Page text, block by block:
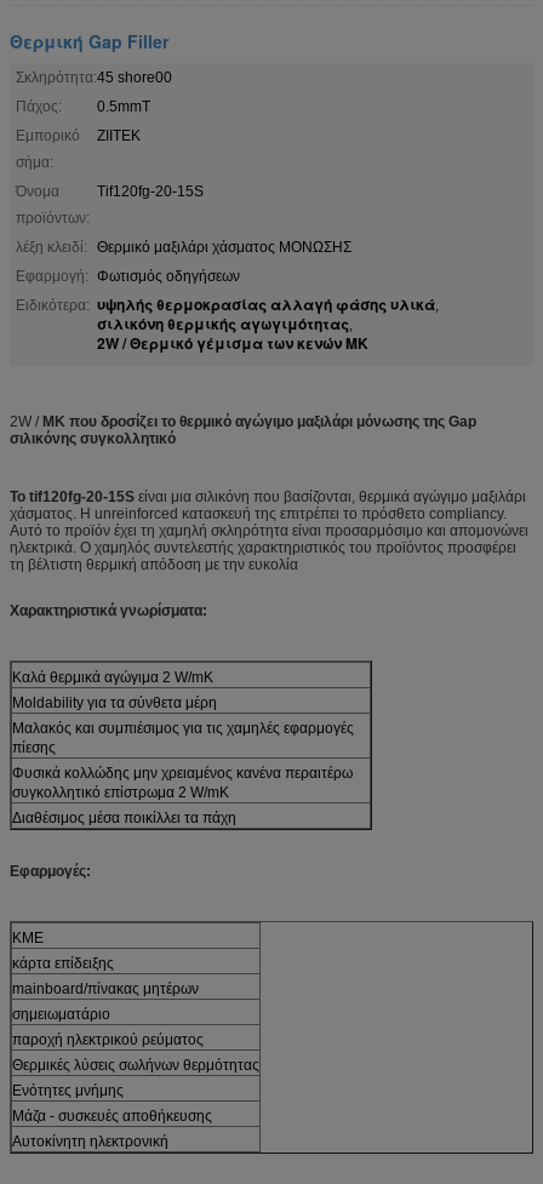
Θερμική Gap Filler
Σκληρότητα:45 shore00
Πάχος:
0.5mmT
Εμπορικό
σήμα:
ΖΙΙΤΕΚ
Όνομα
προϊόντων:
Tif120fg-20-15S
λέξη κλειδί:
Θερμικό μαξιλάρι χάσματος ΜΟΝΩΣΗΣ
Εφαρμογή: Φωτισμός οδηγήσεων
Ειδικότερα: υψηλής θερμοκρασίας αλλαγή φάσης υλικά,
σιλικόνη θερμικής αγωγιμότητας,
2W / Θερμικό γέμισμα των κενών MK
2W / MK που δροσίζει το θερμικό αγώγιμο μαξιλάρι μόνωσης της Gap
σιλικόνης συγκολλητικό
Το tif120fg-20-15S είναι μια σιλικόνη που βασίζονται, θερμικά αγώγιμο μαξιλάρι
χάσματος. Η unreinforced κατασκευή της επιτρέπει το πρόσθετο compliancy.
Αυτό το προϊόν έχει τη χαμηλή σκληρότητα είναι προσαρμόσιμο και απομονώνει
ηλεκτρικά. Ο χαμηλός συντελεστής χαρακτηριστικός του προϊόντος προσφέρει
τη βέλτιστη θερμική απόδοση με την ευκολία
Χαρακτηριστικά γνωρίσματα:
Καλά θερμικά αγώγιμα 2 W/mK
Moldability για τα σύνθετα μέρη
Μαλακός και συμπιέσιμος για τις χαμηλές εφαρμογές
πίεσης
Φυσικά κολλώδης μην χρειαμένος κανένα περαιτέρω
συγκολλητικό επίστρωμα 2 W/mK
Διαθέσιμος μέσα ποικίλλει τα πάχη
Εφαρμογές:
ΚΜΕ
κάρτα επίδειξης
mainboard/πίνακας μητέρων
σημειωματάριο
παροχή ηλεκτρικού ρεύματος
Θερμικές λύσεις σωλήνων θερμότητας
Ενότητες μνήμης
Μάζα - συσκευές αποθήκευσης
Αυτοκίνητη ηλεκτρονική